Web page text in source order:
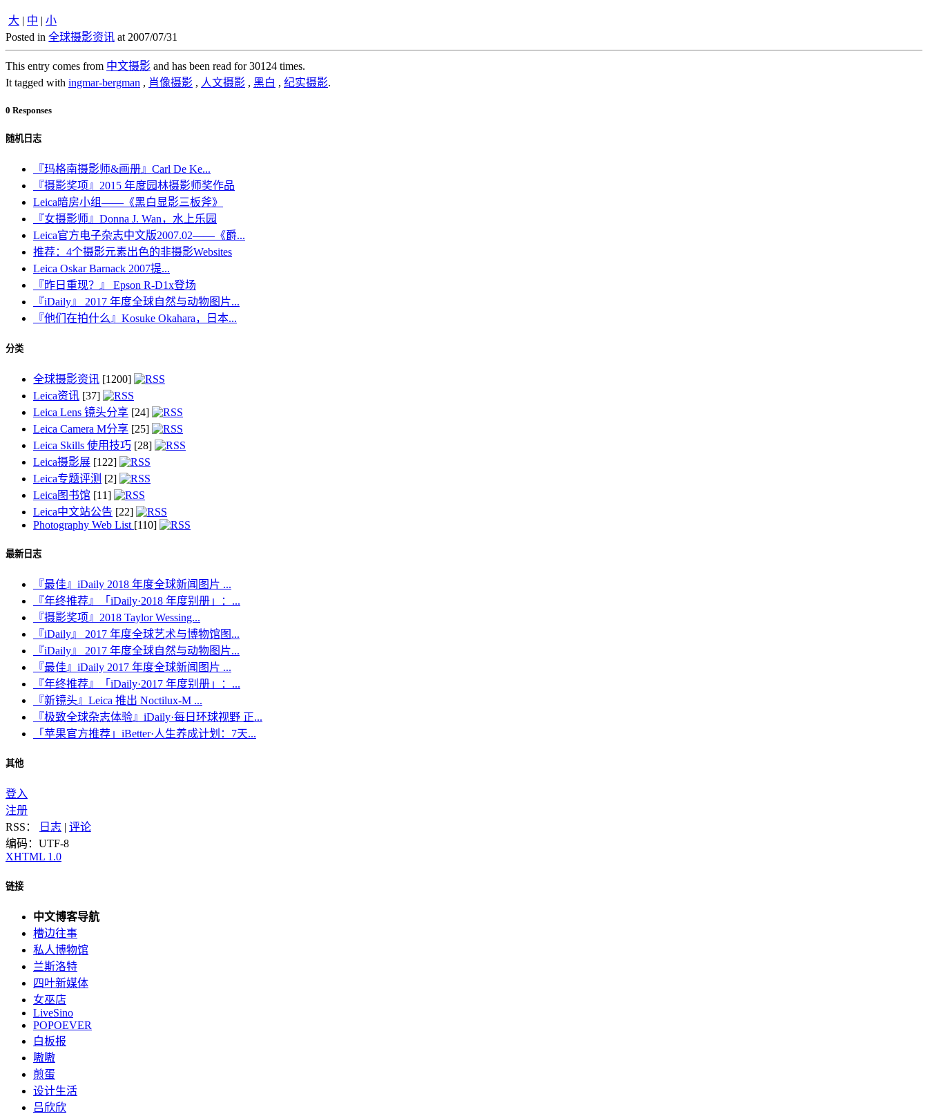
大 | 中 | 小
Posted in 全球摄影资讯 at 2007/07/31
This entry comes from 中文摄影 and has been read for 30124 times.
It tagged with ingmar-bergman , 肖像摄影 , 人文摄影 , 黑白 , 纪实摄影.
0 Responses
随机日志
『玛格南摄影师&画册』Carl De Ke...
『摄影奖项』2015 年度园林摄影师奖作品
Leica暗房小组——《黑白显影三板斧》
『女摄影师』Donna J. Wan，水上乐园
Leica官方电子杂志中文版2007.02——《爵...
推荐：4个摄影元素出色的非摄影Websites
Leica Oskar Barnack 2007提...
『昨日重现？』 Epson R-D1x登场
『iDaily』 2017 年度全球自然与动物图片...
『他们在拍什么』Kosuke Okahara，日本...
分类
全球摄影资讯 [1200]
Leica资讯 [37]
Leica Lens 镜头分享 [24]
Leica Camera M分享 [25]
Leica Skills 使用技巧 [28]
Leica摄影展 [122]
Leica专题评测 [2]
Leica图书馆 [11]
Leica中文站公告 [22]
Photography Web List [110]
最新日志
『最佳』iDaily 2018 年度全球新闻图片 ...
『年终推荐』「iDaily·2018 年度别册」：...
『摄影奖项』2018 Taylor Wessing...
『iDaily』 2017 年度全球艺术与博物馆图...
『iDaily』 2017 年度全球自然与动物图片...
『最佳』iDaily 2017 年度全球新闻图片 ...
『年终推荐』「iDaily·2017 年度别册」：...
『新镜头』Leica 推出 Noctilux-M ...
『极致全球杂志体验』iDaily·每日环球视野 正...
「苹果官方推荐」iBetter·人生养成计划：7天...
其他
登入
注册
RSS：
日志 | 评论
编码：UTF-8
XHTML 1.0
链接
中文博客导航
槽边往事
私人博物馆
兰斯洛特
四叶新媒体
女巫店
LiveSino
POPOEVER
白板报
嗷嗷
煎蛋
设计生活
吕欣欣